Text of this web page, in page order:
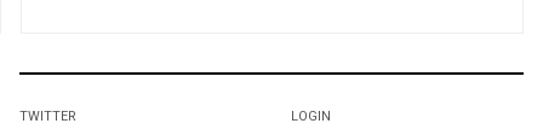
TWITTER
LOGIN